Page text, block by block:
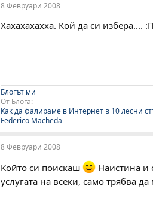
8 Февруари 2008
Хахахахахха. Кой да си избера.... :П
Блогът ми
От Блога:
Как да фалираме в Интернет в 10 лесни
Federico Macheda
8 Февруари 2008
Който си поискаш
Наистина и
услугата на всеки, само трябва